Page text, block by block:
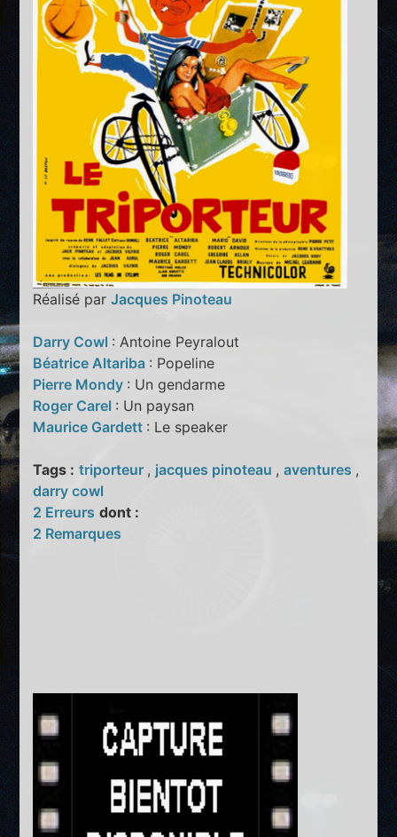
Réalisé parJacques Pinoteau
Darry Cowl : Antoine Peyralout
Béatrice Altariba : Popeline
Pierre Mondy : Un gendarme
Roger Carel : Un paysan
Maurice Gardett : Le speaker
Tags : triporteur , jacques pinoteau ,aventures ,
darry cowl
2 Erreurs dont :
2 Remarques